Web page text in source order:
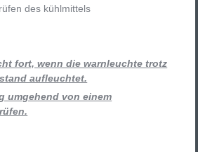
des kühlmittels
fort, wenn die warnleuchte trotz
aufleuchtet.
umgehend von einem